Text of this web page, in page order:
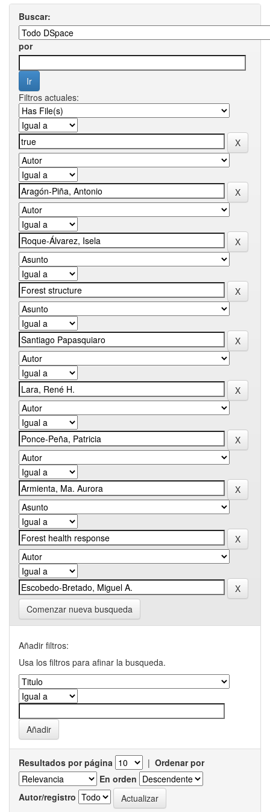
Buscar:
por
Filtros actuales:
Comenzar nueva busqueda
Añadir filtros:
Usa los filtros para afinar la busqueda.
Resultados por página | Ordenar por
En orden
Autor/registro